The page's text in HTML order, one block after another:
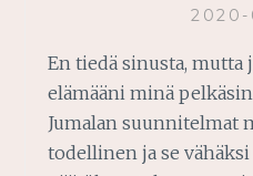
2020-
En tiedä sinusta, mutta
elämääni minä
Jumalan suunnitelmat
todellinen ja se